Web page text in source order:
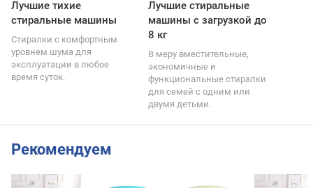
Лучшие тихие
стиральные машины
Стиралки с комфортным
уровнем шума для
эксплуатации в любое
время суток.
Лучшие стиральные
машины с загрузкой до
8 кг
В меру вместительные,
экономичные и
функциональные стиралки
для семей с одним или
двумя детьми.
Рекомендуем